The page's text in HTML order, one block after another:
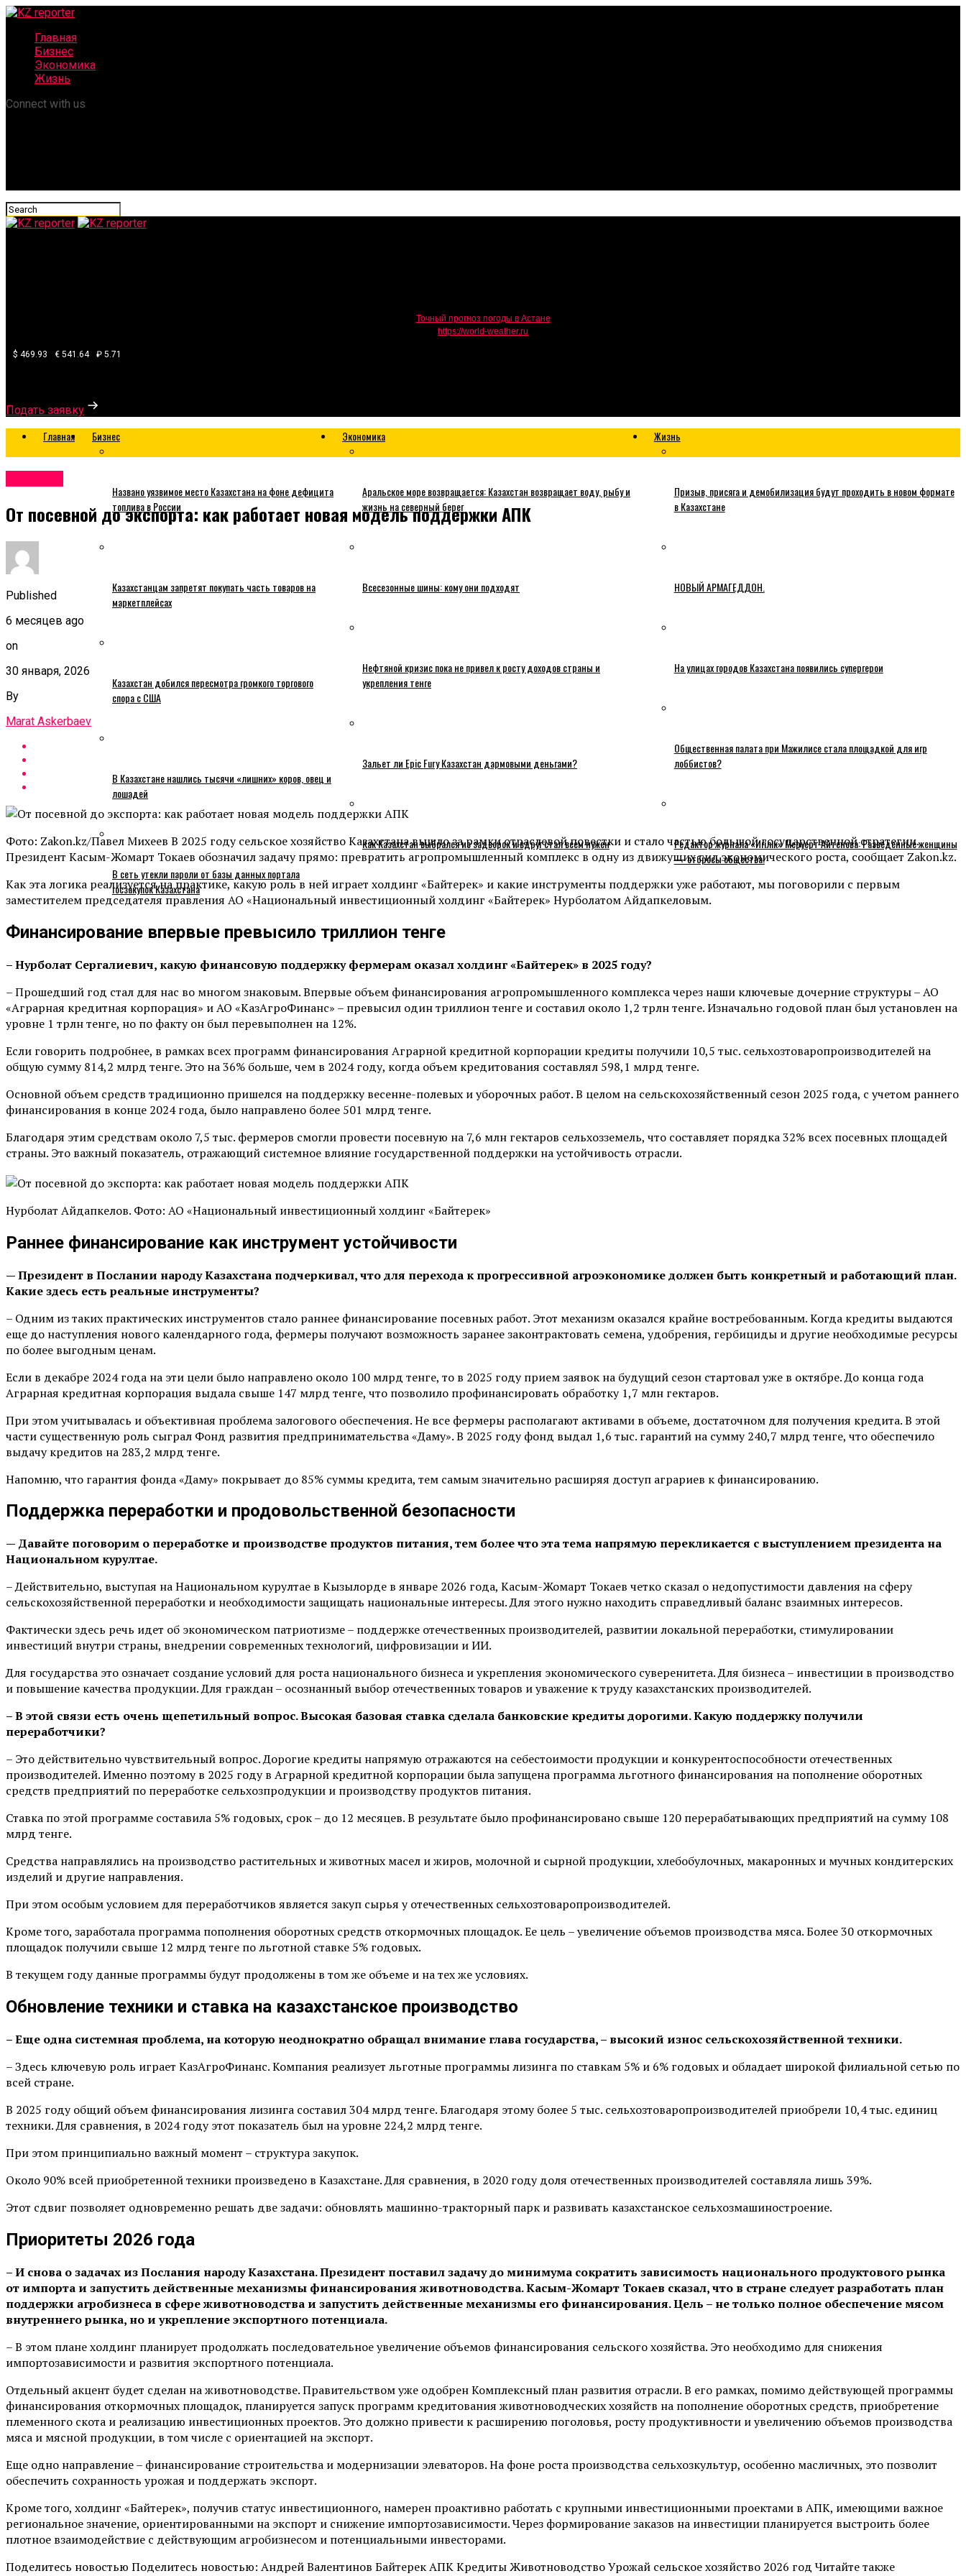
Главная
Бизнес
Экономика
Жизнь
Connect with us
Точный прогноз погоды в Астане
https://world-weather.ru
$ 469.93 € 541.64 ₽ 5.71
Подать заявку
Главная Бизнес
Названо уязвимое место Казахстана на фоне дефицита
топлива в России
Казахстанцам запретят покупать часть товаров на
маркетплейсах
Казахстан добился пересмотра громкого торгового
спора с США
В Казахстане нашлись тысячи «лишних» коров, овец и
лошадей
В сеть утекли пароли от базы данных портала
госзакупок Казахстана
Экономика
Аральское море возвращается: Казахстан возвращает воду, рыбу и
жизнь на северный берег
Всесезонные шины: кому они подходят
Нефтяной кризис пока не привел к росту доходов страны и
укрепления тенге
Зальет ли Epic Fury Казахстан дармовыми деньгами?
Как Казахстан выбрался из задворок и вдруг стал всем нужен
Жизнь
Призыв, присяга и демобилизация будут проходить в новом формате
в Казахстане
НОВЫЙ АРМАГЕДДОН.
На улицах городов Казахстана появились супергерои
Общественная палата при Мажилисе стала площадкой для игр
лоббистов?
Редактор журнала «Игілік» Меруерт Айтенова: Разведенные женщины
— отбросы общества!
От посевной до экспорта: как работает новая модель поддержки АПК
Published
6 месяцев ago
on
30 января, 2026
By
Marat Askerbaev
Фото: Zakon.kz/Павел Михеев В 2025 году сельское хозяйство Казахстана вышло за рамки отраслевой повестки и стало частью большой государственной стратегии.
Президент Касым-Жомарт Токаев обозначил задачу прямо: превратить агропромышленный комплекс в одну из движущих сил экономического роста, сообщает Zakon.kz.
Как эта логика реализуется на практике, какую роль в ней играет холдинг «Байтерек» и какие инструменты поддержки уже работают, мы поговорили с первым
заместителем председателя правления АО «Национальный инвестиционный холдинг «Байтерек» Нурболатом Айдапкеловым.
Финансирование впервые превысило триллион тенге
– Нурболат Сергалиевич, какую финансовую поддержку фермерам оказал холдинг «Байтерек» в 2025 году?
– Прошедший год стал для нас во многом знаковым. Впервые объем финансирования агропромышленного комплекса через наши ключевые дочерние структуры – АО
«Аграрная кредитная корпорация» и АО «КазАгроФинанс» – превысил один триллион тенге и составил около 1,2 трлн тенге. Изначально годовой план был установлен на
уровне 1 трлн тенге, но по факту он был перевыполнен на 12%.
Если говорить подробнее, в рамках всех программ финансирования Аграрной кредитной корпорации кредиты получили 10,5 тыс. сельхозтоваропроизводителей на
общую сумму 814,2 млрд тенге. Это на 36% больше, чем в 2024 году, когда объем кредитования составлял 598,1 млрд тенге.
Основной объем средств традиционно пришелся на поддержку весенне-полевых и уборочных работ. В целом на сельскохозяйственный сезон 2025 года, с учетом раннего
финансирования в конце 2024 года, было направлено более 501 млрд тенге.
Благодаря этим средствам около 7,5 тыс. фермеров смогли провести посевную на 7,6 млн гектаров сельхозземель, что составляет порядка 32% всех посевных площадей
страны. Это важный показатель, отражающий системное влияние государственной поддержки на устойчивость отрасли.
Нурболат Айдапкелов. Фото: АО «Национальный инвестиционный холдинг «Байтерек»
Раннее финансирование как инструмент устойчивости
— Президент в Послании народу Казахстана подчеркивал, что для перехода к прогрессивной агроэкономике должен быть конкретный и работающий план.
Какие здесь есть реальные инструменты?
– Одним из таких практических инструментов стало раннее финансирование посевных работ. Этот механизм оказался крайне востребованным. Когда кредиты выдаются
еще до наступления нового календарного года, фермеры получают возможность заранее законтрактовать семена, удобрения, гербициды и другие необходимые ресурсы
по более выгодным ценам.
Если в декабре 2024 года на эти цели было направлено около 100 млрд тенге, то в 2025 году прием заявок на будущий сезон стартовал уже в октябре. До конца года
Аграрная кредитная корпорация выдала свыше 147 млрд тенге, что позволило профинансировать обработку 1,7 млн гектаров.
При этом учитывалась и объективная проблема залогового обеспечения. Не все фермеры располагают активами в объеме, достаточном для получения кредита. В этой
части существенную роль сыграл Фонд развития предпринимательства «Даму». В 2025 году фонд выдал 1,6 тыс. гарантий на сумму 240,7 млрд тенге, что обеспечило
выдачу кредитов на 283,2 млрд тенге.
Напомню, что гарантия фонда «Даму» покрывает до 85% суммы кредита, тем самым значительно расширяя доступ аграриев к финансированию.
Поддержка переработки и продовольственной безопасности
— Давайте поговорим о переработке и производстве продуктов питания, тем более что эта тема напрямую перекликается с выступлением президента на
Национальном курултае.
– Действительно, выступая на Национальном курултае в Кызылорде в январе 2026 года, Касым-Жомарт Токаев четко сказал о недопустимости давления на сферу
сельскохозяйственной переработки и необходимости защищать национальные интересы. Для этого нужно находить справедливый баланс взаимных интересов.
Фактически здесь речь идет об экономическом патриотизме – поддержке отечественных производителей, развитии локальной переработки, стимулировании
инвестиций внутри страны, внедрении современных технологий, цифровизации и ИИ.
Для государства это означает создание условий для роста национального бизнеса и укрепления экономического суверенитета. Для бизнеса – инвестиции в производство
и повышение качества продукции. Для граждан – осознанный выбор отечественных товаров и уважение к труду казахстанских производителей.
– В этой связи есть очень щепетильный вопрос. Высокая базовая ставка сделала банковские кредиты дорогими. Какую поддержку получили
переработчики?
– Это действительно чувствительный вопрос. Дорогие кредиты напрямую отражаются на себестоимости продукции и конкурентоспособности отечественных
производителей. Именно поэтому в 2025 году в Аграрной кредитной корпорации была запущена программа льготного финансирования на пополнение оборотных
средств предприятий по переработке сельхозпродукции и производству продуктов питания.
Ставка по этой программе составила 5% годовых, срок – до 12 месяцев. В результате было профинансировано свыше 120 перерабатывающих предприятий на сумму 108
млрд тенге.
Средства направлялись на производство растительных и животных масел и жиров, молочной и сырной продукции, хлебобулочных, макаронных и мучных кондитерских
изделий и другие направления.
При этом особым условием для переработчиков является закуп сырья у отечественных сельхозтоваропроизводителей.
Кроме того, заработала программа пополнения оборотных средств откормочных площадок. Ее цель – увеличение объемов производства мяса. Более 30 откормочных
площадок получили свыше 12 млрд тенге по льготной ставке 5% годовых.
В текущем году данные программы будут продолжены в том же объеме и на тех же условиях.
Обновление техники и ставка на казахстанское производство
– Еще одна системная проблема, на которую неоднократно обращал внимание глава государства, – высокий износ сельскохозяйственной техники.
– Здесь ключевую роль играет КазАгроФинанс. Компания реализует льготные программы лизинга по ставкам 5% и 6% годовых и обладает широкой филиальной сетью по
всей стране.
В 2025 году общий объем финансирования лизинга составил 304 млрд тенге. Благодаря этому более 5 тыс. сельхозтоваропроизводителей приобрели 10,4 тыс. единиц
техники. Для сравнения, в 2024 году этот показатель был на уровне 224,2 млрд тенге.
При этом принципиально важный момент – структура закупок.
Около 90% всей приобретенной техники произведено в Казахстане. Для сравнения, в 2020 году доля отечественных производителей составляла лишь 39%.
Этот сдвиг позволяет одновременно решать две задачи: обновлять машинно-тракторный парк и развивать казахстанское сельхозмашиностроение.
Приоритеты 2026 года
– И снова о задачах из Послания народу Казахстана. Президент поставил задачу до минимума сократить зависимость национального продуктового рынка
от импорта и запустить действенные механизмы финансирования животноводства. Касым-Жомарт Токаев сказал, что в стране следует разработать план
поддержки агробизнеса в сфере животноводства и запустить действенные механизмы его финансирования. Цель – не только полное обеспечение мясом
внутреннего рынка, но и укрепление экспортного потенциала.
– В этом плане холдинг планирует продолжать последовательное увеличение объемов финансирования сельского хозяйства. Это необходимо для снижения
импортозависимости и развития экспортного потенциала.
Отдельный акцент будет сделан на животноводстве. Правительством уже одобрен Комплексный план развития отрасли. В его рамках, помимо действующей программы
финансирования откормочных площадок, планируется запуск программ кредитования животноводческих хозяйств на пополнение оборотных средств, приобретение
племенного скота и реализацию инвестиционных проектов. Это должно привести к расширению поголовья, росту продуктивности и увеличению объемов производства
мяса и мясной продукции, в том числе с ориентацией на экспорт.
Еще одно направление – финансирование строительства и модернизации элеваторов. На фоне роста производства сельхозкультур, особенно масличных, это позволит
обеспечить сохранность урожая и поддержать экспорт.
Кроме того, холдинг «Байтерек», получив статус инвестиционного, намерен проактивно работать с крупными инвестиционными проектами в АПК, имеющими важное
региональное значение, ориентированными на экспорт и снижение импортозависимости. Через формирование заказов на инвестиции планируется выстроить более
плотное взаимодействие с действующим агробизнесом и потенциальными инвесторами.
Поделитесь новостью Поделитесь новостью: Андрей Валентинов Байтерек АПК Кредиты Животноводство Урожай сельское хозяйство 2026 год Читайте также